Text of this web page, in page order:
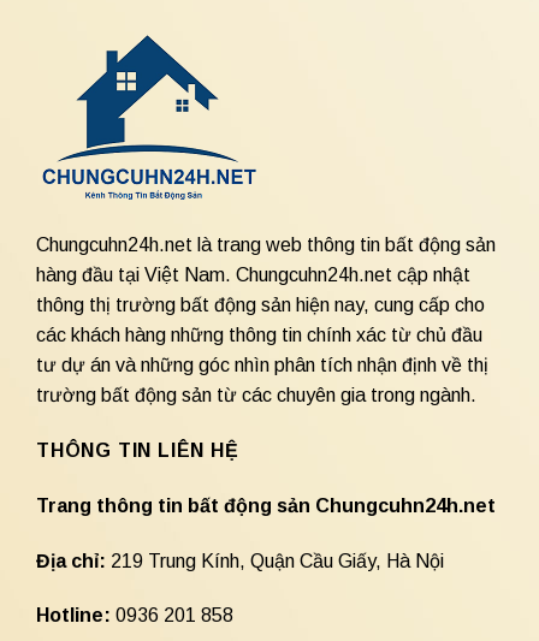
Chungcuhn24h.net là trang web thông tin bất động sản
hàng đầu tại Việt Nam. Chungcuhn24h.net cập nhật
thông thị trường bất động sản hiện nay, cung cấp cho
các khách hàng những thông tin chính xác từ chủ đầu
tư dự án và những góc nhìn phân tích nhận định về thị
trường bất động sản từ các chuyên gia trong ngành.
THÔNG TIN LIÊN HỆ
Trang thông tin bất động sản Chungcuhn24h.net
Địa chỉ: 219 Trung Kính, Quận Cầu Giấy, Hà Nội
Hotline: 0936 201 858